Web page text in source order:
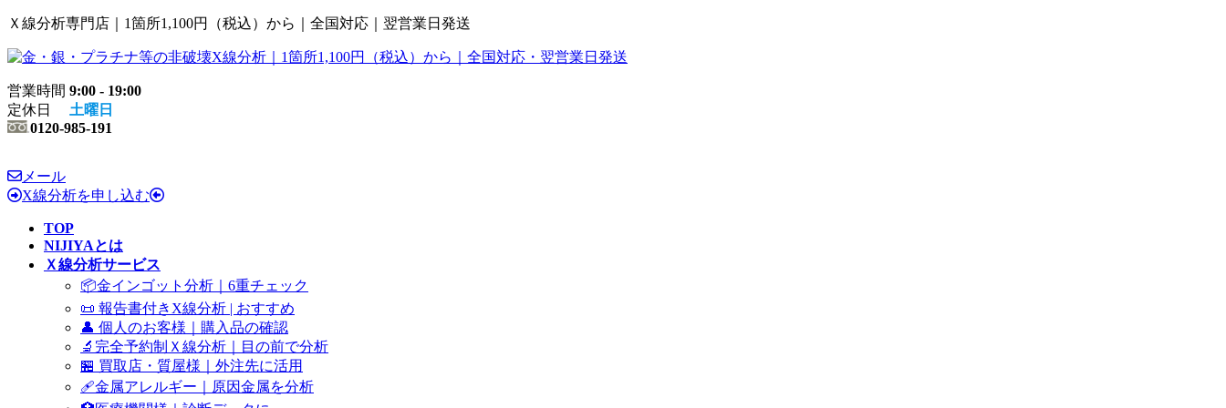
コ
テ
ツ
へ
ス
ッ
プ
ナ
ゲ
シ
ョ
ン
移
動
Ｘ線分析専門店｜1箇所1,100円（税込）から｜全国対応｜翌営業日発送
営業時間 9:00 - 19:00
定休日 土曜日
0120-985-191
メール
X線分析を申し込む
TOP
NIJIYAとは
Ｘ線分析サービス
📦金インゴット分析｜6重チェック
📜 報告書付きX線分析 | おすすめ
👤 個人のお客様｜購入品の確認
🔬完全予約制Ｘ線分析｜目の前で分析
🏪 買取店・質屋様｜外注先に活用
🩹金属アレルギー｜原因金属を分析